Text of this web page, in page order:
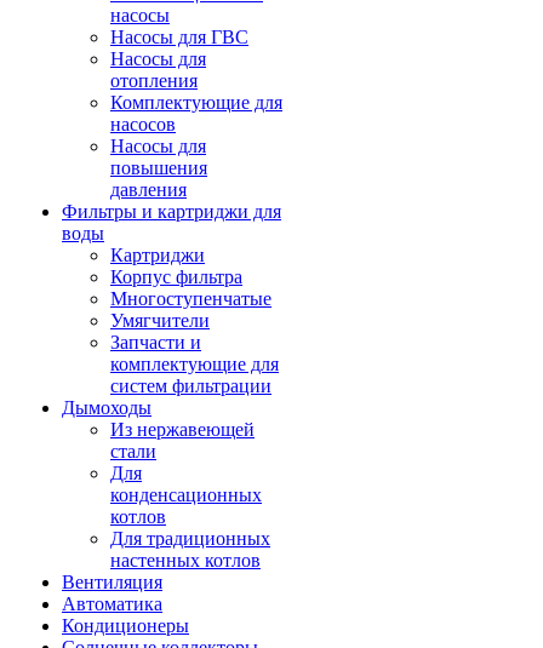
насосы
Насосы для ГВС
Насосы для
отопления
Комплектующие для
насосов
Насосы для
повышения
давления
Фильтры и картриджи для
воды
Картриджи
Корпус фильтра
Многоступенчатые
Умягчители
Запчасти и
комплектующие для
систем фильтрации
Дымоходы
Из нержавеющей
стали
Для
конденсационных
котлов
Для традиционных
настенных котлов
Вентиляция
Автоматика
Кондиционеры